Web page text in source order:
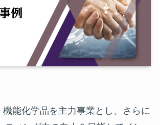
能化学品を主力事業とし、さらに